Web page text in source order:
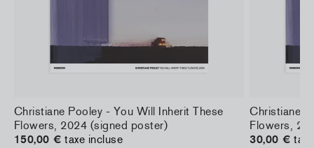
Christiane Pooley - You Will Inherit These
Flowers, 2024 (signed poster)
150,00 € taxe incluse
Christiane
Flowers,
30,00 €